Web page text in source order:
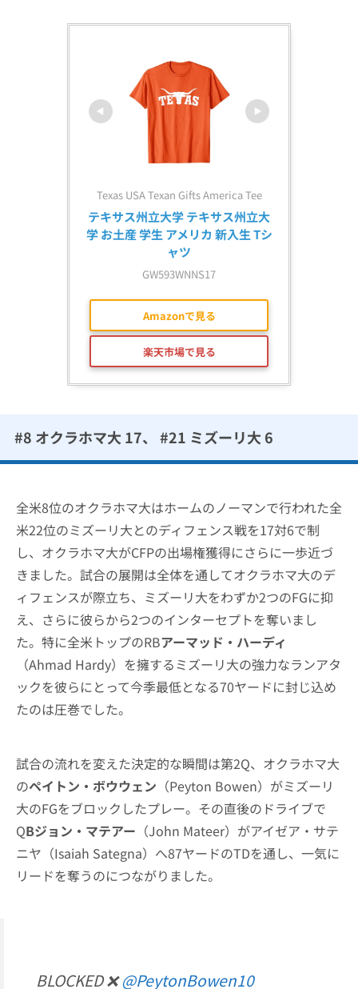
Texas USA Texan Gifts America Tee
テキサス州立大学 テキサス州立大
学 お土産 学生 アメリカ 新入生 Tシ
ャツ
GW593WNNS17
Amazonで見る
楽天市場で見る
#8 オクラホマ大 17、 #21 ミズーリ大 6
全米8位のオクラホマ大はホームのノーマンで行われた全
米22位のミズーリ大とのディフェンス戦を17対6で制
し、オクラホマ大がCFPの出場権獲得にさらに一歩近づ
きました。試合の展開は全体を通してオクラホマ大のデ
ィフェンスが際立ち、ミズーリ大をわずか2つのFGに抑
え、さらに彼らから2つのインターセプトを奪いまし
た。特に全米トップのRBアーマッド・ハーディ
（Ahmad Hardy）を擁するミズーリ大の強力なランアタ
ックを彼らにとって今季最低となる70ヤードに封じ込め
たのは圧巻でした。
試合の流れを変えた決定的な瞬間は第2Q、オクラホマ大
のペイトン・ボウウェン （Peyton Bowen）がミズーリ
大のFGをブロックしたプレー。その直後のドライブで
QBジョン・マテアー （John Mateer）がアイゼア・サテ
ニヤ（Isaiah Sategna）へ87ヤードのTDを通し、一気に
リードを奪うのにつながりました。
BLOCKED ❌@PeytonBowen10